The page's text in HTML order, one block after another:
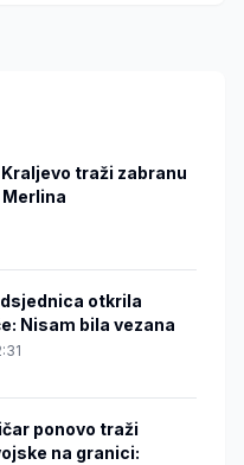
Kraljevo traži zabranu
otkrila
Nisam bila vezana
ponovo traži
na granici: